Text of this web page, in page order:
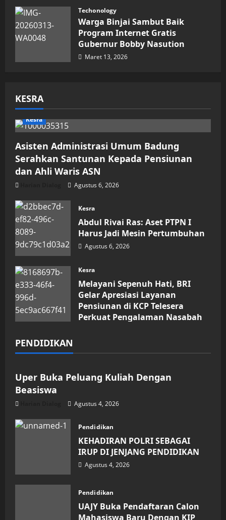
Techonology
Warga Binjai Sambut Baik
Program Internet Gratis
Gubernur Bobby Nasution
Maret 13, 2026
KESRA
Kesra
Asisten Administrasi Umum Badung
Serahkan Santunan Kepada Pensiunan
dan Ahli Waris ASN
Agustus 6, 2026
Kesra
Abdul Rivai Ras: Aset PTPN I
Harus Jadi Mesin Pertumbuhan
Agustus 6, 2026
Kesra
Melayani Sepenuh Hati, BRI
Gelar Apresiasi Layanan
Pensiunan di KCP Telesera
Perkuat Pengalaman Nasabah
PENDIDIKAN
Pendidikan
Uper Buka Peluang Kuliah Dengan
Beasiswa
Agustus 4, 2026
Pendidikan
KEHADIRAN POLRI SEBAGAI
IRUP DI JENJANG PENDIDIKAN
Agustus 4, 2026
Pendidikan
UAJY Buka Pendaftaran Calon
Mahasiswa Baru Dengan KIP